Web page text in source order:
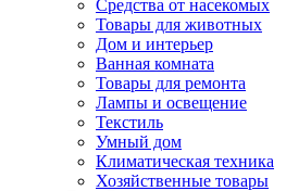
Средства от насекомых
Товары для животных
Дом и интерьер
Ванная комната
Товары для ремонта
Лампы и освещение
Текстиль
Умный дом
Климатическая техника
Хозяйственные товары